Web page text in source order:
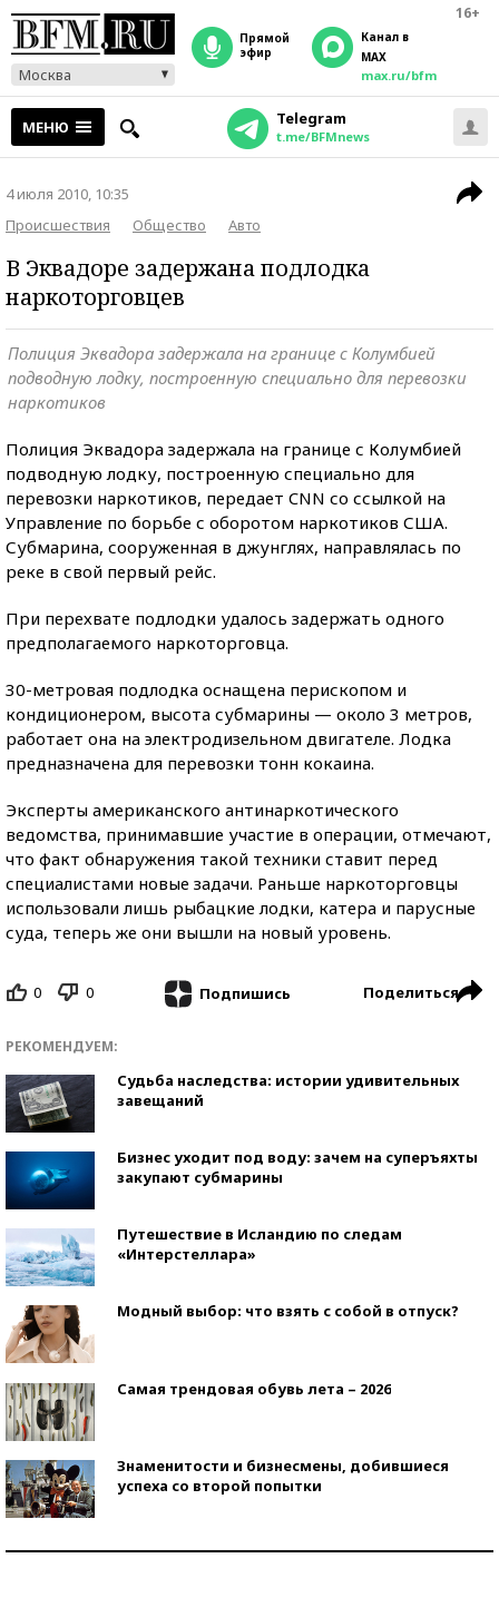
16+
Москва
прямой
эфир
Канал в
MAX
max.ru/bfm
МЕНЮ Telegram
t.me/BFMnews
4 июля 2010, 10:35
Происшествия
Общество Авто
В Эквадоре задержана подлодка
наркоторговцев
Полиция Эквадора задержала на границе с Колумбией
подводную лодку, построенную специально для перевозки
наркотиков
Полиция Эквадора задержала на границе с Колумбией
подводную лодку, построенную специально для
перевозки наркотиков, передает CNN со ссылкой на
Управление по борьбе с оборотом наркотиков США.
Субмарина, сооруженная в джунглях, направлялась по
реке в свой первый рейс.
При перехвате подлодки удалось задержать одного
предполагаемого наркоторговца.
30-метровая подлодка оснащена перископом и
кондиционером, высота субмарины — около 3 метров,
работает она на электродизельном двигателе. Лодка
предназначена для перевозки тонн кокаина.
Эксперты американского антинаркотического
ведомства, принимавшие участие в операции, отмечают,
что факт обнаружения такой техники ставит перед
специалистами новые задачи. Раньше наркоторговцы
использовали лишь рыбацкие лодки, катера и парусные
суда, теперь же они вышли на новый уровень.
0 0 Подпишись Поделиться
РЕКОМЕНДУЕМ:
Судьба наследства: истории удивительных
завещаний
Бизнес уходит под воду: зачем на суперъяхты
закупают субмарины
Путешествие в Исландию по следам
«Интерстеллара»
Модный выбор: что взять с собой в отпуск?
Самая трендовая обувь лета – 2026
Знаменитости и бизнесмены, добившиеся
успеха со второй попытки